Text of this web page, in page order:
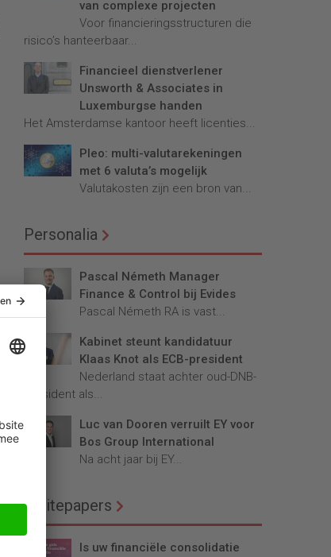
van complexe projecten
Voor financieringsstructuren die
risico’s hanteerbaar...
Financieel dienstverlener
Unsworth & Associates in
Luxemburgse handen
Het Amsterdamse kantoor heeft licenties...
Pleo: multi-valutarekeningen
met 6 valuta’s mogelijk
Valutakosten zijn een bron van...
Personalia
Pascal Németh Manager
Finance & Control bij Evides
Pascal Németh RA is vast...
Kabinet steunt kandidatuur
Klaas Knot als ECB-president
Nederland staat achter oud-DNB-
president als...
Luc van Dooren verruilt EY voor
Bos Group International
Na acht jaar bij EY...
Whitepapers
Is uw financiële consolidatie